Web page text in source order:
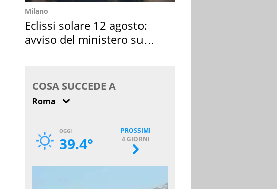
Milano
Eclissi solare 12 agosto:
avviso del ministero su